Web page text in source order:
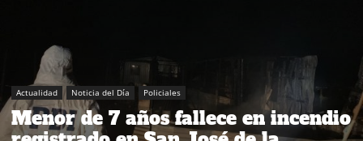
Actualidad Noticia del Día Policiales
Menor de 7 años fallece en incendio